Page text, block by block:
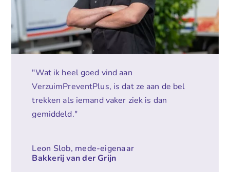
"Wat ik heel goed vind aan
VerzuimPreventPlus, is dat ze aan de bel
trekken als iemand vaker ziek is dan
gemiddeld."
Leon Slob, mede-eigenaar
Bakkerij van der Grijn